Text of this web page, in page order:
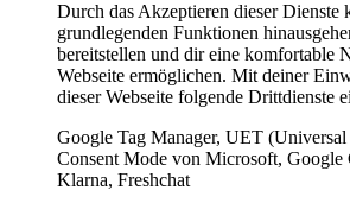
Durch das Akzeptieren dieser Dienste
grundlegenden Funktionen
bereitstellen und dir eine komfortable
Webseite ermöglichen. Mit deiner
dieser Webseite folgende Drittdienste
Google Tag Manager, UET
Consent Mode von Microsoft, Google
Klarna, Freshchat